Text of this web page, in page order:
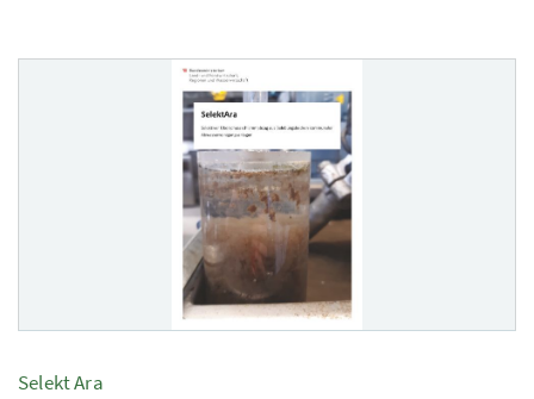
Selekt Ara